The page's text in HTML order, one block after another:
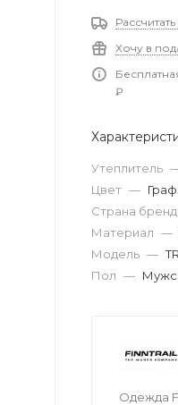
Хочу в
₽
Утеплитель
Цвет —
Страна
Материал —
Модель —
Пол —
Одежда